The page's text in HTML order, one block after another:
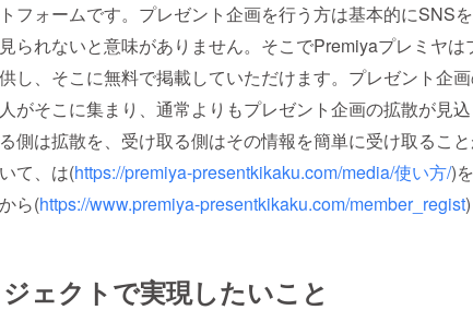
フォームです。プレゼント企画を行う方は基本的にSNS
られないと意味がありません。そこでPremiyaプレミヤは
し、そこに無料で掲載していただけます。プレゼント企
がそこに集まり、通常よりもプレゼント企画の拡散が見
側は拡散を、受け取る側はその情報を簡単に受け取るこ
て、は(https://premiya-presentkikaku.com/media/使い方/)
ら(https://www.premiya-presentkikaku.com/member_regist)
ェクトで実現したいこと